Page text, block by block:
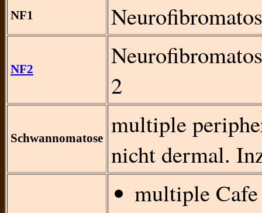
NF1
NF2
2
Schwannomatose multiple
nicht dermal.
multiple